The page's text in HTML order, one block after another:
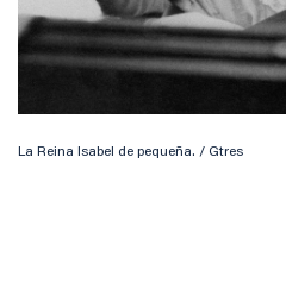
La Reina Isabel de pequeña. / Gtres